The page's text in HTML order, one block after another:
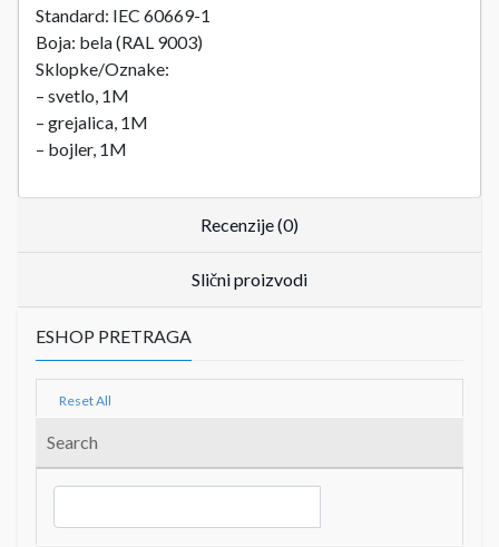
Standard: IEC 60669-1
Boja: bela (RAL 9003)
Sklopke/Oznake:
– svetlo, 1M
– grejalica, 1M
– bojler, 1M
Recenzije (0)
Slični proizvodi
ESHOP PRETRAGA
Reset All
Search